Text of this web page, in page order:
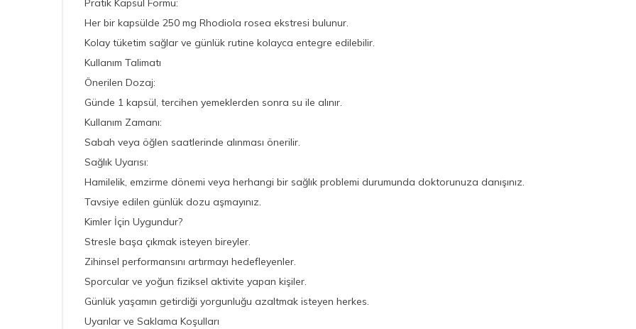
Pratik Kapsül Formu:
Her bir kapsülde 250 mg Rhodiola rosea ekstresi bulunur.
Kolay tüketim sağlar ve günlük rutine kolayca entegre edilebilir.
Kullanım Talimatı
Önerilen Dozaj:
Günde 1 kapsül, tercihen yemeklerden sonra su ile alınır.
Kullanım Zamanı:
Sabah veya öğlen saatlerinde alınması önerilir.
Sağlık Uyarısı:
Hamilelik, emzirme dönemi veya herhangi bir sağlık problemi durumunda doktorunuza danışınız.
Tavsiye edilen günlük dozu aşmayınız.
Kimler İçin Uygundur?
Stresle başa çıkmak isteyen bireyler.
Zihinsel performansını artırmayı hedefleyenler.
Sporcular ve yoğun fiziksel aktivite yapan kişiler.
Günlük yaşamın getirdiği yorgunluğu azaltmak isteyen herkes.
Uyarılar ve Saklama Koşulları